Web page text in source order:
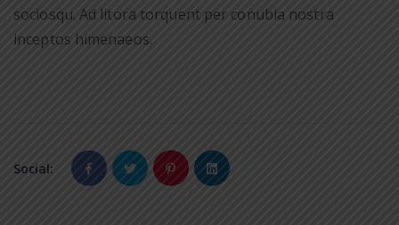
sociosqu. Ad litora torquent per conubia nostra
inceptos himenaeos.
Social: